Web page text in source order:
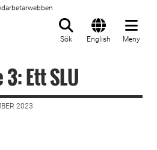
Sök English Meny
Ett SLU
2023